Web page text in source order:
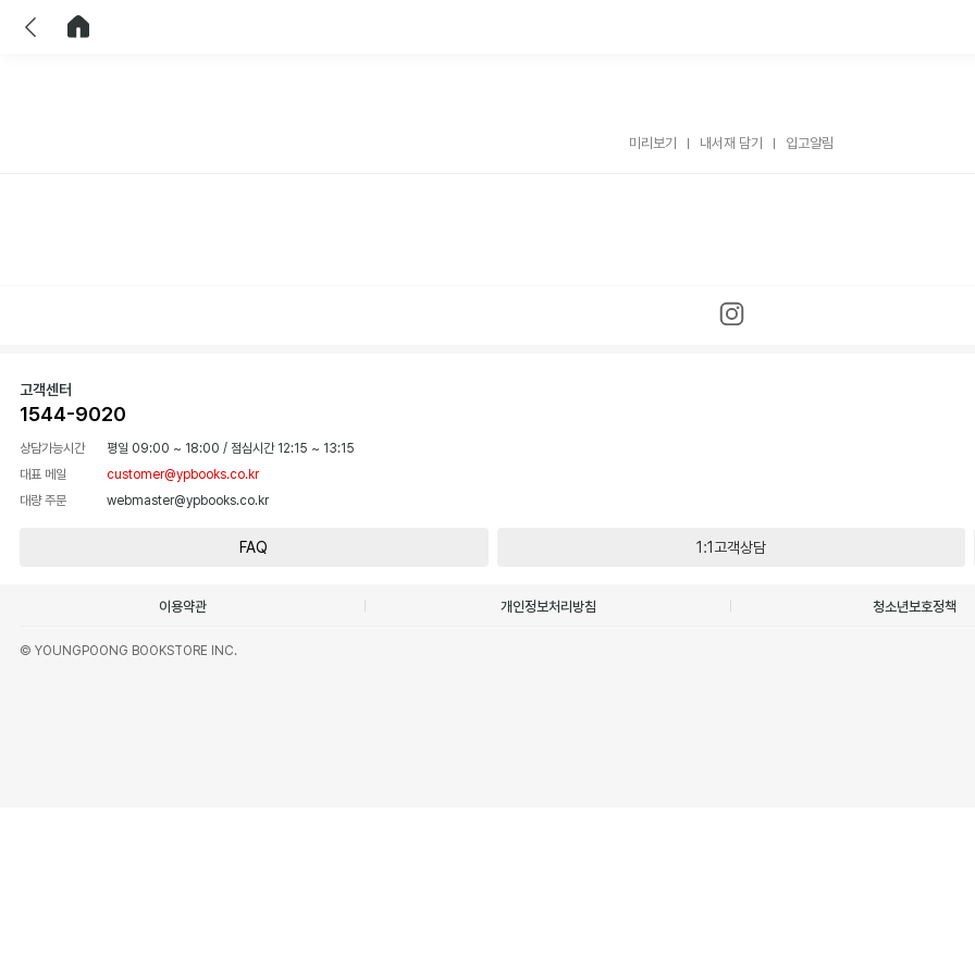
미리보기 내서재 담기 입고알림
고객센터
1544-9020
상담가능시간 평일 09:00 ~ 18:00 / 점심시간 12:15 ~ 13:15
대표 메일
customer@ypbooks.co.kr
대량 주문
webmaster@ypbooks.co.kr
FAQ 1:1고객상담
이용약관 개인정보처리방침 청소년보호정책
© YOUNGPOONG BOOKSTORE INC.